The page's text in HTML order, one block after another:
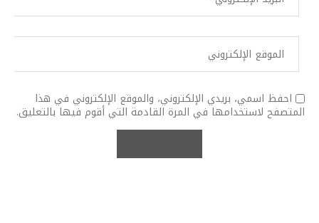
احفظ اسمي، بريدي الإلكتروني، والموقع الإلكتروني في هذا
المتصفح لاستخدامها في المرة القادمة التي أقوم فيها بالتعليق.